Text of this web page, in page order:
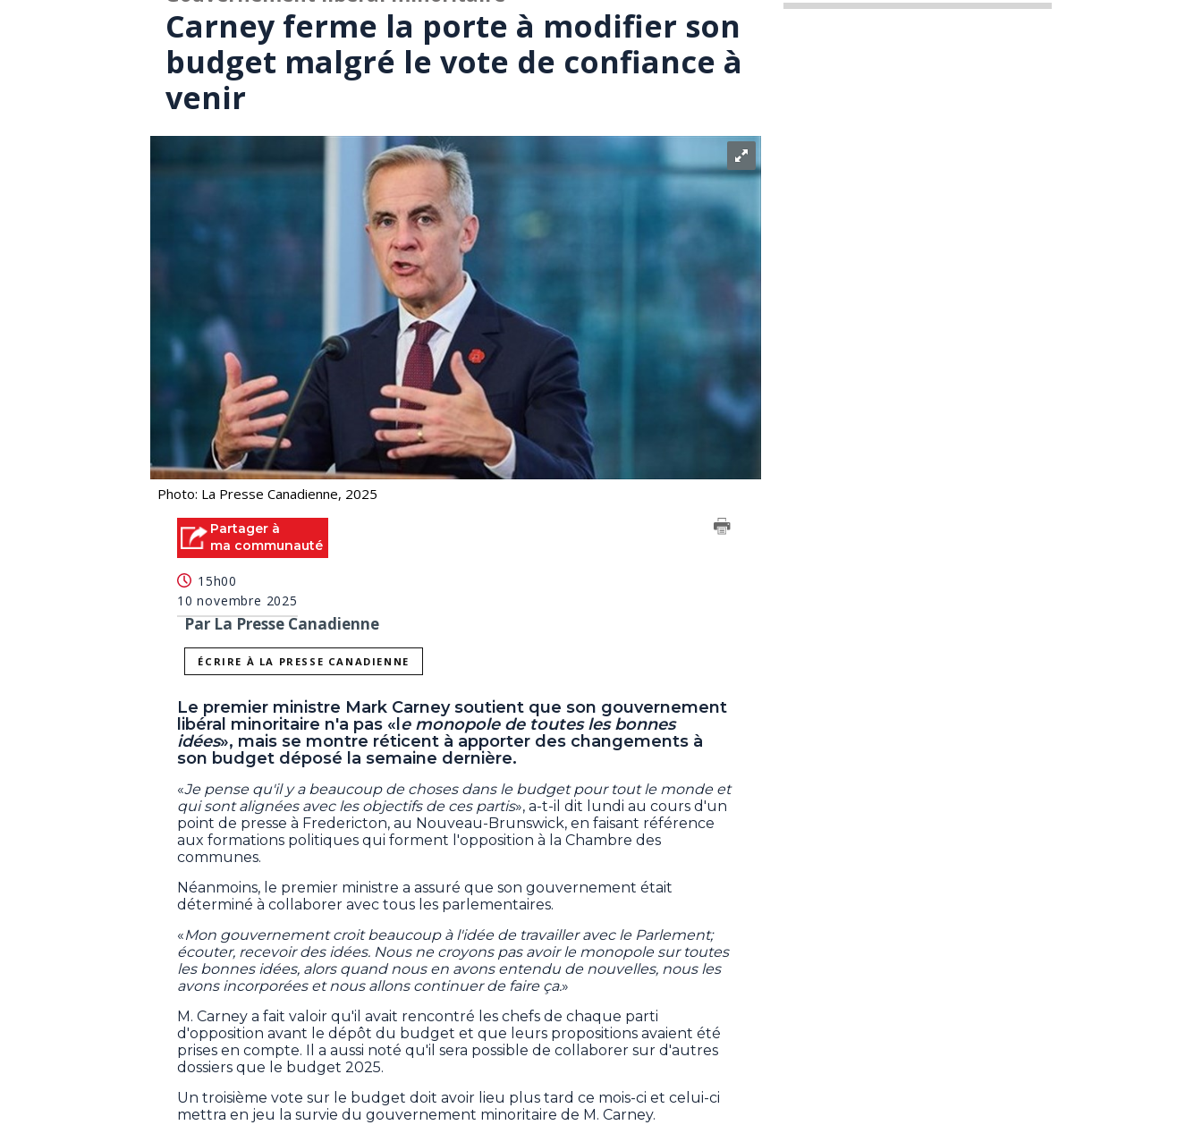
Carney ferme la porte à modifier son
budget malgré le vote de confiance à
venir
Photo: La Presse Canadienne, 2025
Partager à
ma communauté
15h00
10 novembre 2025
Par La Presse Canadienne
ÉCRIRE À LA PRESSE CANADIENNE
Le premier ministre Mark Carney soutient que son gouvernement
libéral minoritaire n'a pas «l e monopole de toutes les bonnes
idées», mais se montre réticent à apporter des changements à
son budget déposé la semaine dernière.
«Je pense qu'il y a beaucoup de choses dans le budget pour tout le monde et
qui sont alignées avec les objectifs de ces partis», a-t-il dit lundi au cours d'un
point de presse à Fredericton, au Nouveau-Brunswick, en faisant référence
aux formations politiques qui forment l'opposition à la Chambre des
communes.
Néanmoins, le premier ministre a assuré que son gouvernement était
déterminé à collaborer avec tous les parlementaires.
«Mon gouvernement croit beaucoup à l'idée de travailler avec le Parlement;
écouter, recevoir des idées. Nous ne croyons pas avoir le monopole sur toutes
les bonnes idées, alors quand nous en avons entendu de nouvelles, nous les
avons incorporées et nous allons continuer de faire ça.»
M. Carney a fait valoir qu'il avait rencontré les chefs de chaque parti
d'opposition avant le dépôt du budget et que leurs propositions avaient été
prises en compte. Il a aussi noté qu'il sera possible de collaborer sur d'autres
dossiers que le budget 2025.
Un troisième vote sur le budget doit avoir lieu plus tard ce mois-ci et celui-ci
mettra en jeu la survie du gouvernement minoritaire de M. Carney.